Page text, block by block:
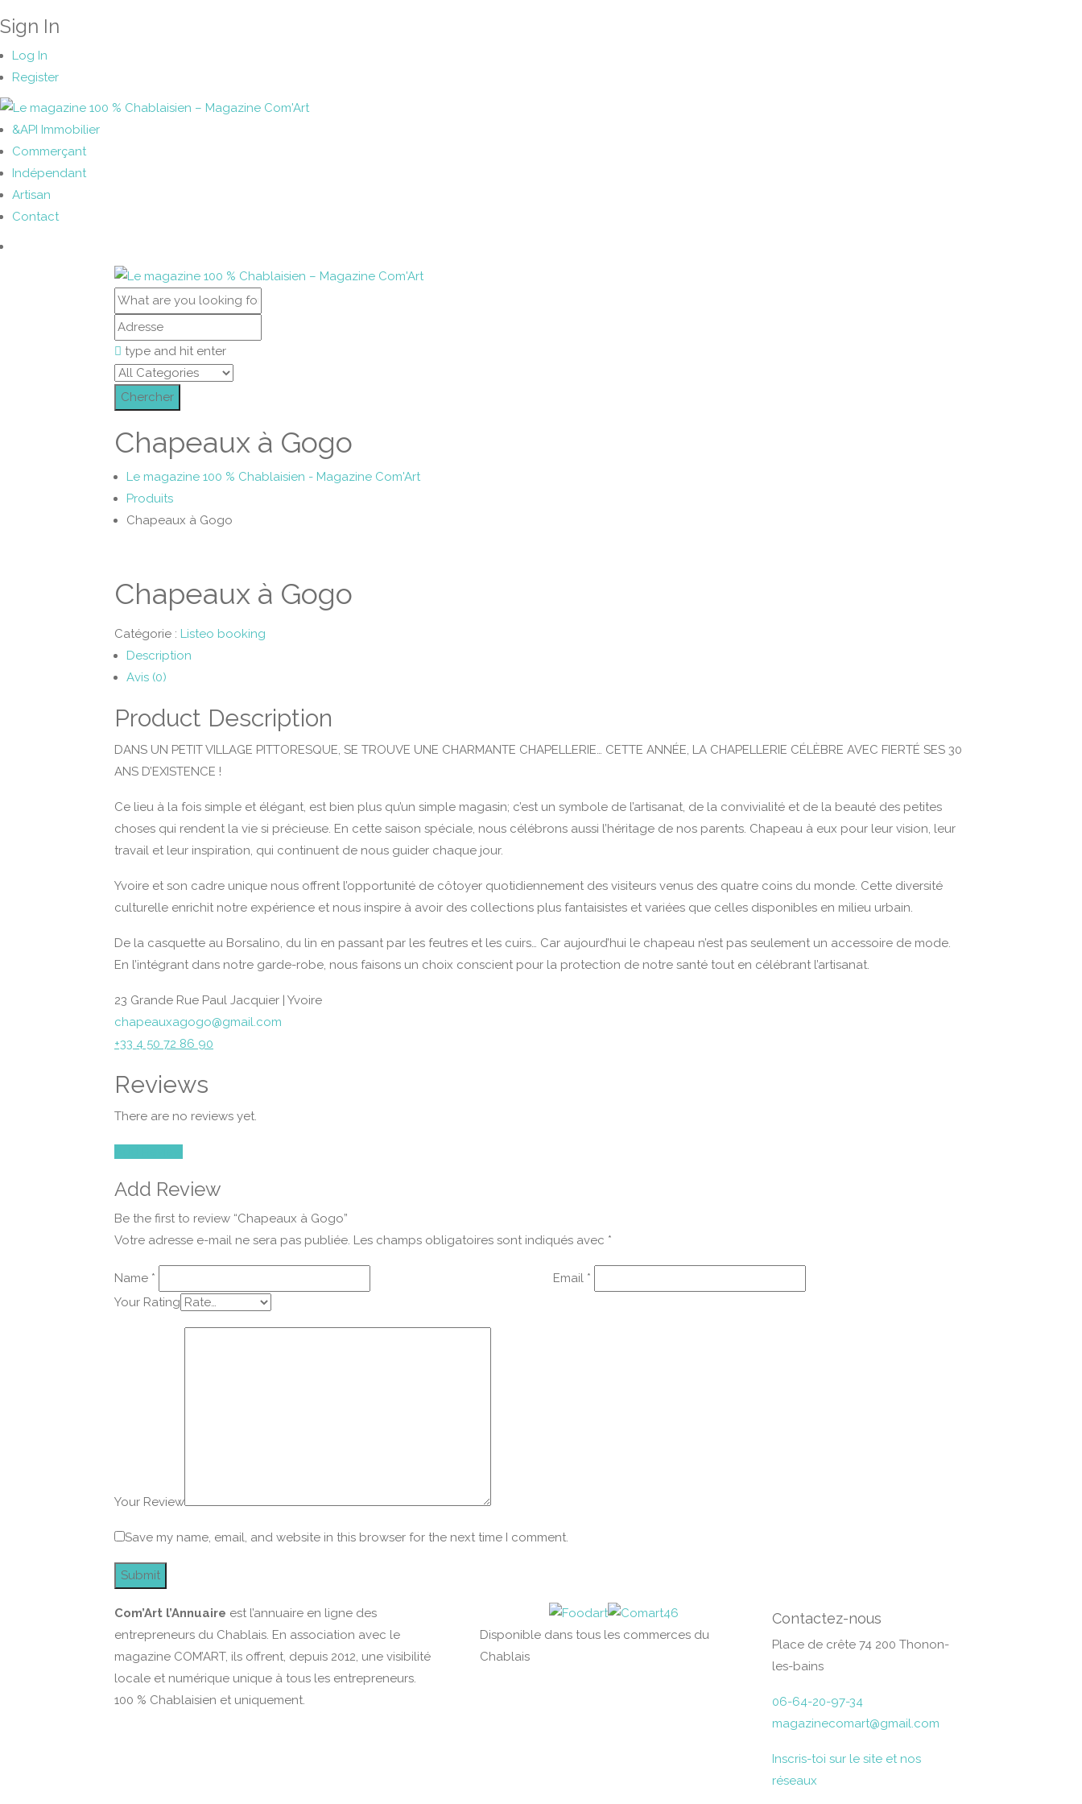
Sign In
Log In
Register
&API Immobilier
Commerçant
Indépendant
Artisan
Contact
type and hit enter
Chercher
Chapeaux à Gogo
Le magazine 100 % Chablaisien - Magazine Com'Art
Produits
Chapeaux à Gogo
Chapeaux à Gogo
Catégorie : Listeo booking
Description
Avis (0)
Product Description
DANS UN PETIT VILLAGE PITTORESQUE, SE TROUVE UNE CHARMANTE CHAPELLERIE… CETTE ANNÉE, LA CHAPELLERIE CÉLÈBRE AVEC FIERTÉ SES 30
ANS D’EXISTENCE !
Ce lieu à la fois simple et élégant, est bien plus qu’un simple magasin; c’est un symbole de l’artisanat, de la convivialité et de la beauté des petites
choses qui rendent la vie si précieuse. En cette saison spéciale, nous célébrons aussi l’héritage de nos parents. Chapeau à eux pour leur vision, leur
travail et leur inspiration, qui continuent de nous guider chaque jour.
Yvoire et son cadre unique nous offrent l’opportunité de côtoyer quotidiennement des visiteurs venus des quatre coins du monde. Cette diversité
culturelle enrichit notre expérience et nous inspire à avoir des collections plus fantaisistes et variées que celles disponibles en milieu urbain.
De la casquette au Borsalino, du lin en passant par les feutres et les cuirs… Car aujourd’hui le chapeau n’est pas seulement un accessoire de mode.
En l’intégrant dans notre garde-robe, nous faisons un choix conscient pour la protection de notre santé tout en célébrant l’artisanat.
23 Grande Rue Paul Jacquier | Yvoire
chapeauxagogo@gmail.com
+33 4 50 72 86 90
Reviews
There are no reviews yet.
Add Review
Be the first to review “Chapeaux à Gogo”
Votre adresse e-mail ne sera pas publiée. Les champs obligatoires sont indiqués avec *
Name * Email *
Your Rating
Your Review
Save my name, email, and website in this browser for the next time I comment.
Com’Art l’Annuaire est l’annuaire en ligne des
entrepreneurs du Chablais. En association avec le
magazine COM’ART, ils offrent, depuis 2012, une visibilité
locale et numérique unique à tous les entrepreneurs.
100 % Chablaisien et uniquement.
Disponible dans tous les commerces du
Chablais
Contactez-nous
Place de crête 74 200 Thonon-
les-bains
06-64-20-97-34
magazinecomart@gmail.com
Inscris-toi sur le site et nos
réseaux